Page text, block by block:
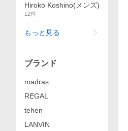
Hiroko Koshino(メンズ)
12件
もっと見る
ブランド
madras
REGAL
tehen
LANVIN